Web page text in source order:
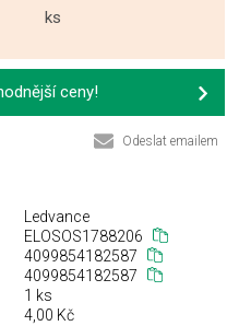
ks
ceny!
Odeslat emailem
Ledvance
ELOSOS1788206
4099854182587
4099854182587
1 ks
4,00 Kč